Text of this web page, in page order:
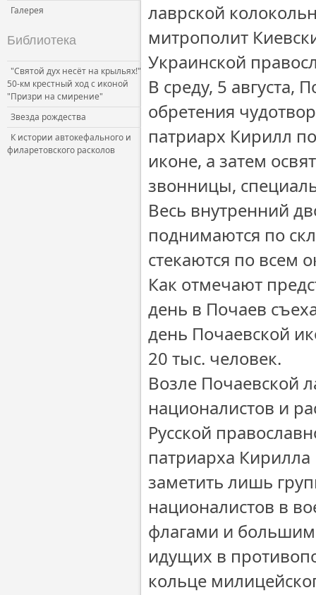
Галерея
Библиотека
"Святой дух несёт на крыльях!"
50-км крестный ход с иконой
"Призри на смирение"
Звезда рождества
К истории автокефального и
филаретовского расколов
лаврской
митрополит
Украинской
В среду, 5 августа,
обретения
патриарх Кирилл
иконе, а затем
звонницы,
Весь внутренний
поднимаются по
стекаются по всем
Как отмечают
день в Почаев
день Почаевской
20 тыс. человек.
Возле Почаевской
националистов и
Русской
патриарха Кирилла
заметить лишь
националистов в
флагами и
идущих в
кольце